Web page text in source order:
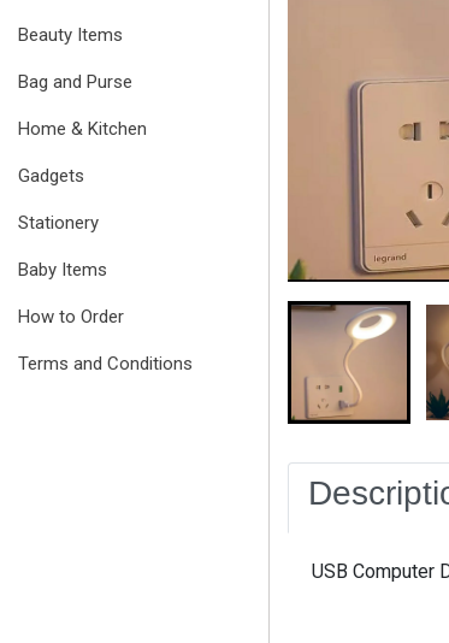
Beauty Items
Bag and Purse
Home & Kitchen
Gadgets
Stationery
Baby Items
How to Order
Terms and Conditions
USB Computer